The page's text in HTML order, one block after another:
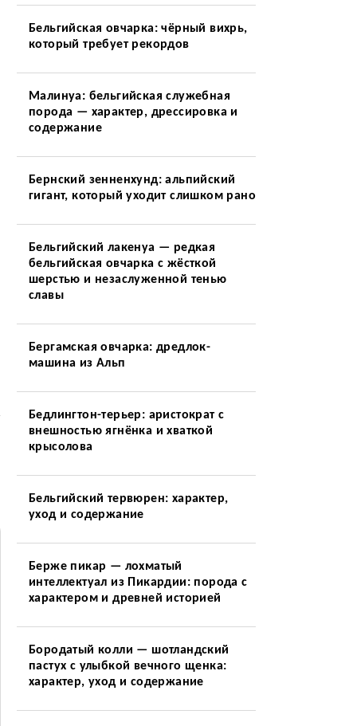
Бельгийская овчарка: чёрный вихрь,
который требует рекордов
Малинуа: бельгийская служебная
порода — характер, дрессировка и
содержание
Бернский зенненхунд: альпийский
гигант, который уходит слишком рано
Бельгийский лакенуа — редкая
бельгийская овчарка с жёсткой
шерстью и незаслуженной тенью
славы
Бергамская овчарка: дредлок-
машина из Альп
Бедлингтон-терьер: аристократ с
внешностью ягнёнка и хваткой
крысолова
Бельгийский тервюрен: характер,
уход и содержание
Берже пикар — лохматый
интеллектуал из Пикардии: порода с
характером и древней историей
Бородатый колли — шотландский
пастух с улыбкой вечного щенка:
характер, уход и содержание